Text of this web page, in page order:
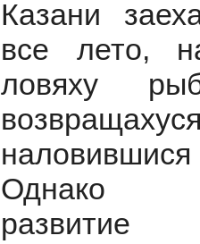
Казани
все лето,
ловяху
Однако